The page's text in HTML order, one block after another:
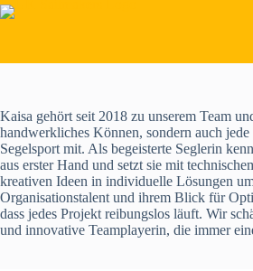
Skip
to
Kaisa gehört seit 2018 zu unserem Team
handwerkliches Können, sondern auch
Segelsport mit. Als begeisterte Seglerin
aus erster Hand und setzt sie mit
kreativen Ideen in individuelle Lösungen
Organisationstalent und ihrem Blick für
dass jedes Projekt reibungslos läuft. Wir
und innovative Teamplayerin, die immer